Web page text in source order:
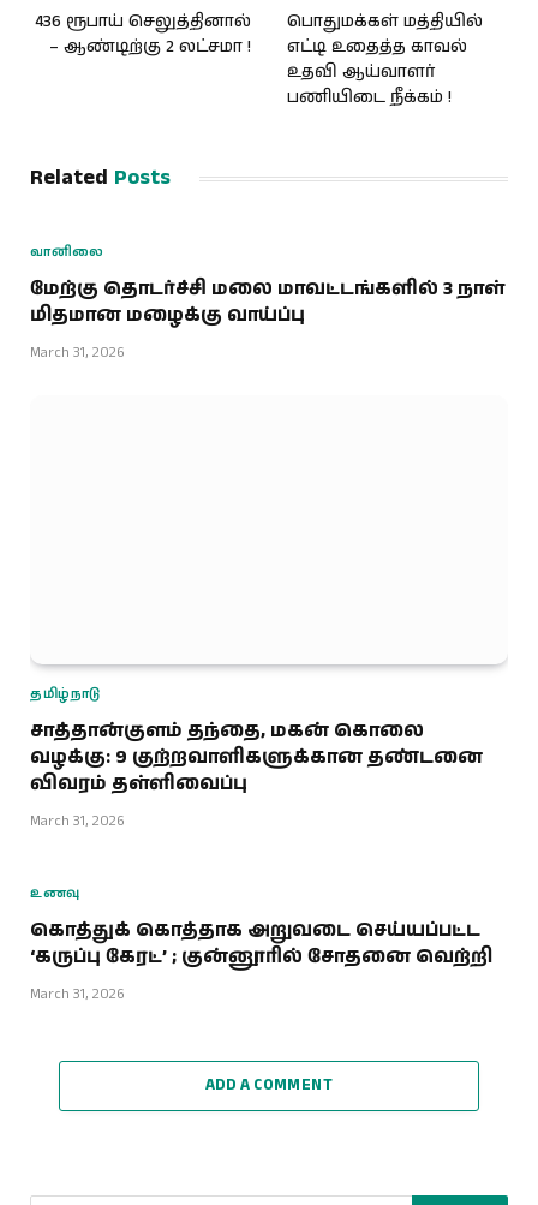
436 ரூபாய் செலுத்தினால்
– ஆண்டிற்கு 2 லட்சமா !
பொதுமக்கள் மத்தியில்
எட்டி உதைத்த காவல்
உதவி ஆய்வாளர்
பணியிடை நீக்கம் !
Related Posts
வானிலை
மேற்கு தொடர்ச்சி மலை மாவட்டங்களில் 3 நாள்
மிதமான மழைக்கு வாய்ப்பு
March 31, 2026
தமிழ்நாடு
சாத்தான்குளம் தந்தை, மகன் கொலை
வழக்கு: 9 குற்றவாளிகளுக்கான தண்டனை
விவரம் தள்ளிவைப்பு
March 31, 2026
உணவு
கொத்துக் கொத்தாக அறுவடை செய்யப்பட்ட
‘கருப்பு கேரட்’ ; குன்னூரில் சோதனை வெற்றி
March 31, 2026
ADD A COMMENT